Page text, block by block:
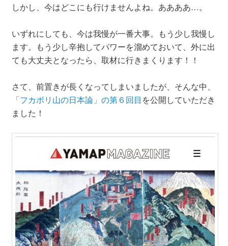
しかし、今はどこにも行けませんよね。ああああ…。
いずれにしても、今は我慢が一番大事。もう少し我慢し
ます。もう少し辛抱してパワーを溜めておいて、外に出
ても大丈夫となったら、取材に行きまくります！！
さて、前置きが長くなってしまいましたが、そんな中、
「フカボリ山の日本論」の第６回目 を公開していただき
ました！